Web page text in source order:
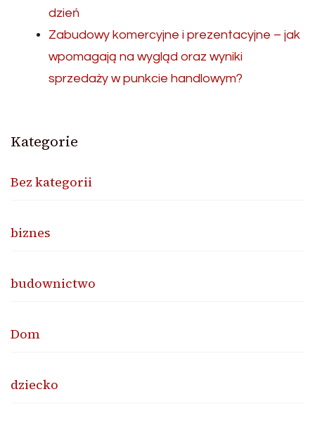
dzień
Zabudowy komercyjne i prezentacyjne – jak
wpomagają na wygląd oraz wyniki
sprzedaży w punkcie handlowym?
Kategorie
Bez kategorii
biznes
budownictwo
Dom
dziecko